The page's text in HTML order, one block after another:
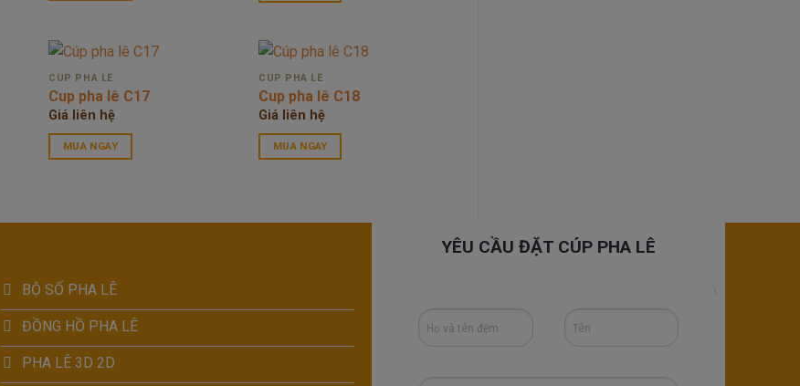
CÚP PHA LÊ
Cup pha lê C17
Giá liên hệ
MUA NGAY
CÚP PHA LÊ
Cup pha lê C18
Giá liên hệ
MUA NGAY
BỘ SỐ PHA LÊ
ĐỒNG HỒ PHA LÊ
PHA LÊ 3D 2D
YÊU CẦU ĐẶT CÚP PHA LÊ